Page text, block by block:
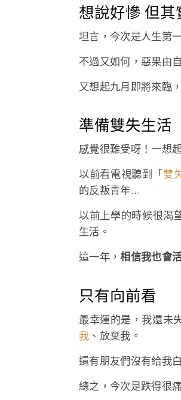
想說好慘 但
坦言，今次是人生第
不過又如何，惡果由
又想起九月即將來臨
準備雙失生活
感覺很難受呀！一想
以前看電視聽到「雙
的反叛青年…
以前上學的時候很渴
生活。
這一年，相信我也會
只有向前看
最幸運的是，我還未
我 、放棄我。
還有朋友們沒有給我
總之，今次是跌得很